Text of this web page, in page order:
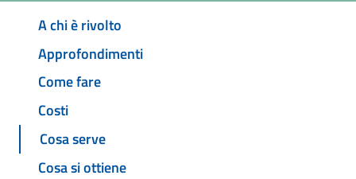
A chi è rivolto
Approfondimenti
Come fare
Costi
Cosa serve
Cosa si ottiene